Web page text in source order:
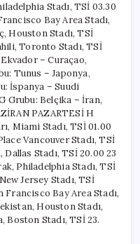
Stadı, TSİ 03.30
Bay Area Stadı,
Houston Stadı, TSİ
Toronto Stadı, TSİ
– Curaçao,
Tunus – Japonya,
İspanya – Suudi
Grubu: Belçika – İran,
PAZARTESİ H
Miami Stadı, TSİ 01.00
Vancouver Stadı, TSİ
Stadı, TSİ 20.00 23
Philadelphia Stadı, TSİ
Jersey Stadı, TSİ
Francisco Bay Area Stadı,
Houston Stadı,
Boston Stadı, TSİ 23.